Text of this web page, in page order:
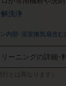
洗浄
内部･浴室換気扇含む)
ーニングの詳細･
行とは異なります）